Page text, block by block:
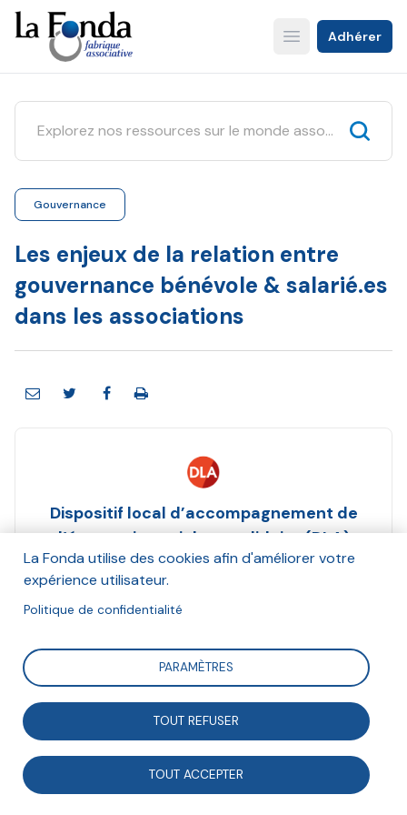
Aller
au
contenu
principal
Open main menu
Adhérer
Gouvernance
Les enjeux de la relation entre
gouvernance bénévole & salarié.es
dans les associations
Dispositif local d’accompagnement de
l’économie sociale et solidaire (DLA)
Et Le Mouvement associatif, La Fonda, Aginso
Février 2024
Cette étude du Dispositif local d'accompagnement de
l'ESS (DLA) porte sur les enjeux de la relation, entre
gouvernance bénévole et salarié.es dans les
associations. Co-construite avec le Mouvement
La Fonda utilise des cookies afin d'améliorer votre
expérience utilisateur.
Politique de confidentialité
PARAMÈTRES
TOUT REFUSER
TOUT ACCEPTER